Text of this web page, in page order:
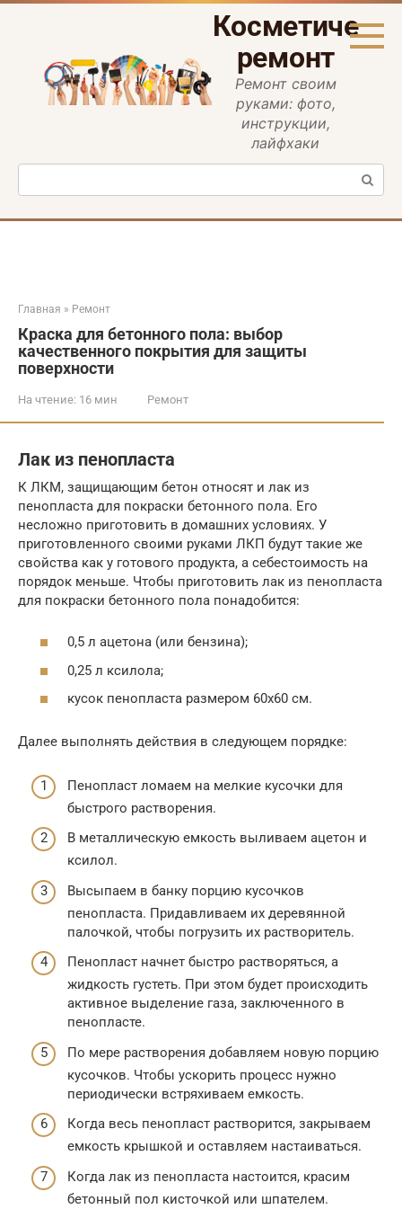
Перейти
ремонт
Ремонт своим
руками: фото,
инструкции,
лайфхаки
Поиск:
Главная » Ремонт
Краска для бетонного пола: выбор
качественного покрытия для защиты
поверхности
На чтение: 16 мин Ремонт
Лак из пенопласта
К ЛКМ, защищающим бетон относят и лак из
пенопласта для покраски бетонного пола. Его
несложно приготовить в домашних условиях. У
приготовленного своими руками ЛКП будут такие же
свойства как у готового продукта, а себестоимость на
порядок меньше. Чтобы приготовить лак из пенопласта
для покраски бетонного пола понадобится:
0,5 л ацетона (или бензина);
0,25 л ксилола;
кусок пенопласта размером 60х60 см.
Далее выполнять действия в следующем порядке:
Пенопласт ломаем на мелкие кусочки для
быстрого растворения.
В металлическую емкость выливаем ацетон и
ксилол.
Высыпаем в банку порцию кусочков
пенопласта. Придавливаем их деревянной
палочкой, чтобы погрузить их растворитель.
Пенопласт начнет быстро растворяться, а
жидкость густеть. При этом будет происходить
активное выделение газа, заключенного в
пенопласте.
По мере растворения добавляем новую порцию
кусочков. Чтобы ускорить процесс нужно
периодически встряхиваем емкость.
Когда весь пенопласт растворится, закрываем
емкость крышкой и оставляем настаиваться.
Когда лак из пенопласта настоится, красим
бетонный пол кисточкой или шпателем.